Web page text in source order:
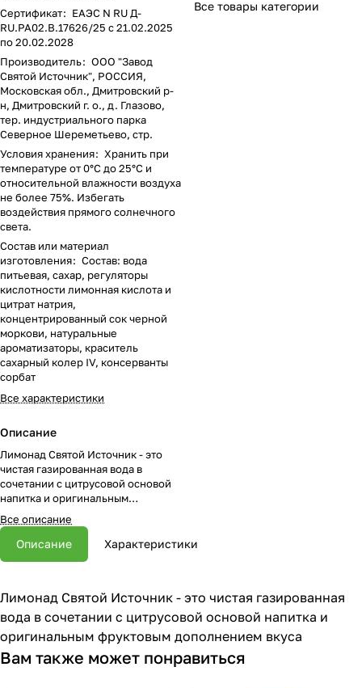
Сертификат: EAЭС N RU Д-
RU.PA02.B.17626/25 с 21.02.2025
по 20.02.2028
Производитель: ООО "Завод
Святой Источник", РОССИЯ,
Московская обл., Дмитровский р-
н, Дмитровский г. о., д. Глазово,
тер. индустриального парка
Северное Шереметьево, стр.
Условия хранения: Хранить при
температуре от 0°С до 25°С и
относительной влажности воздуха
не более 75%. Избегать
воздействия прямого солнечного
света.
Состав или материал
изготовления: Состав: вода
питьевая, сахар, регуляторы
кислотности лимонная кислота и
цитрат натрия,
концентрированный сок черной
моркови, натуральные
ароматизаторы, краситель
сахарный колер IV, консерванты
сорбат
Все характеристики
Описание
Лимонад Святой Источник - это
чистая газированная вода в
сочетании с цитрусовой основой
напитка и оригинальным
Все описание
Все товары категории
Описание Характеристики
Лимонад Святой Источник - это чистая газированная
вода в сочетании с цитрусовой основой напитка и
оригинальным фруктовым дополнением вкуса
Вам также может понравиться